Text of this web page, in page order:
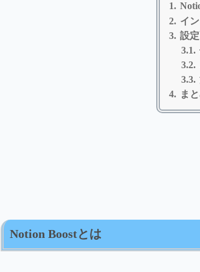
イ
設
ま
Notion Boostとは